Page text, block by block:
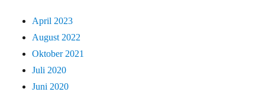
April 2023
August 2022
Oktober 2021
Juli 2020
Juni 2020